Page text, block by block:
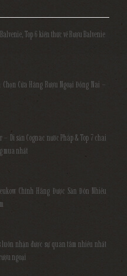
Top 6 kiến thức về Rượu Balvenie
Chọn Cửa Hàng Rượu Ngoại Đồng Nai –
– Di sản Cognac nước Pháp & Top 7 chai
mua nhất
Chính Hãng Được Săn Đón Nhiều
luôn nhận được sự quan tâm nhiều nhất
ngoại